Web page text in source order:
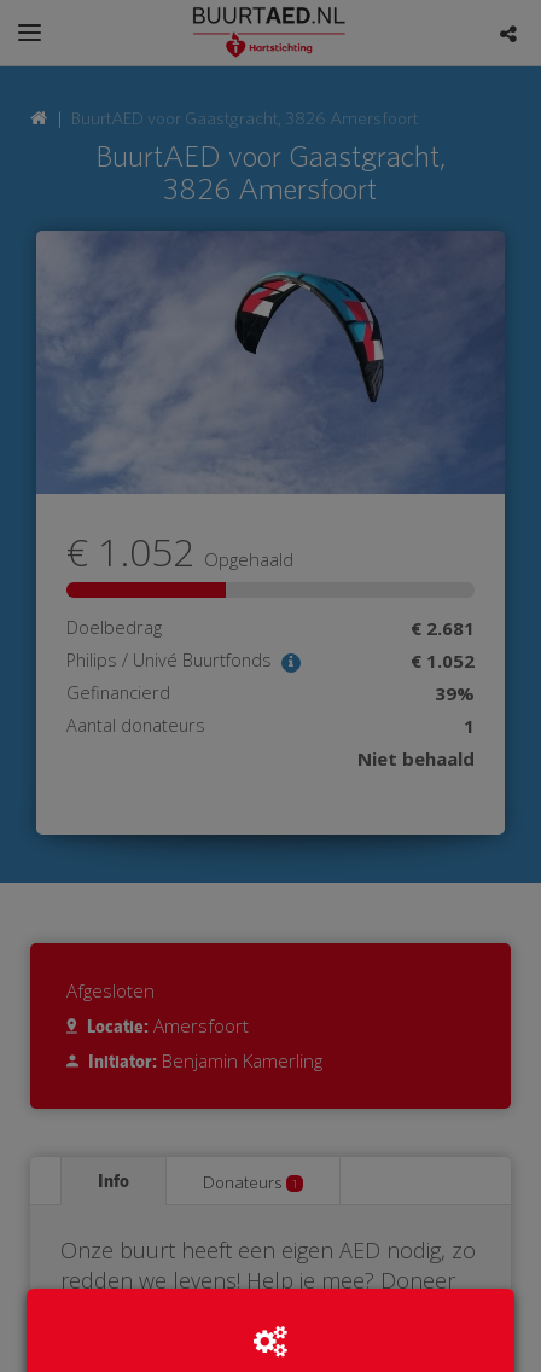
BuurtAED voor Gaastgracht, 3826 Amersfoort
BuurtAED voor Gaastgracht,
3826 Amersfoort
€ 1.052 Opgehaald
Doelbedrag € 2.681
Philips / Univé Buurtfonds € 1.052
Gefinancierd 39%
Aantal donateurs
1
Niet behaald
Afgesloten
Locatie: Amersfoort
Initiator: Benjamin Kamerling
Info Donateurs 1
Onze buurt heeft een eigen AED nodig, zo
redden we levens! Help je mee? Doneer